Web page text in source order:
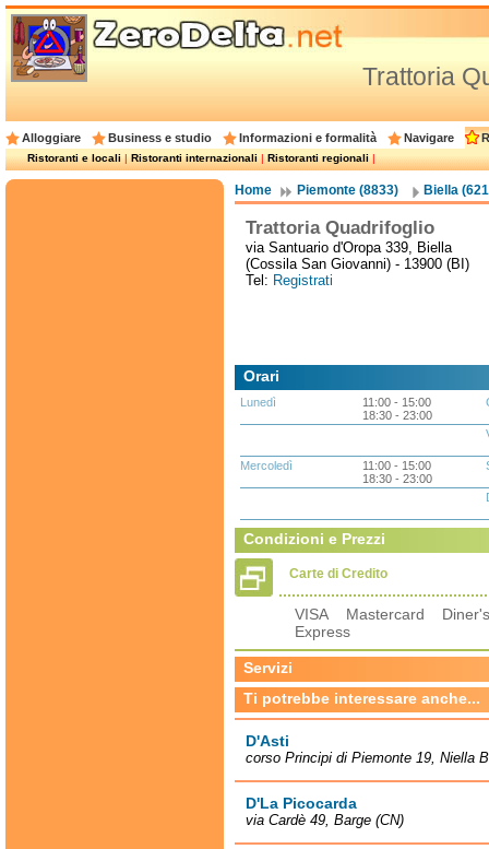
Trattoria
Alloggiare Business e studio Informazioni e formalità Navigare
Ristoranti e locali|Ristoranti internazionali|Ristoranti regionali|
Home Piemonte (8833) Biella
Trattoria Quadrifoglio
via Santuario d'Oropa 339, Biella
(Cossila San Giovanni) - 13900 (BI)
Tel: Registrati
Orari
Lunedì
11:00 - 15:00
18:30 - 23:00
Mercoledì
11:00 - 15:00
18:30 - 23:00
Condizioni e Prezzi
Carte di Credito
VISA Mastercard
Express
Servizi
Ti potrebbe interessare anche...
D'Asti
corso Principi di Piemonte 19, Niella
D'La Picocarda
via Cardè 49, Barge (CN)